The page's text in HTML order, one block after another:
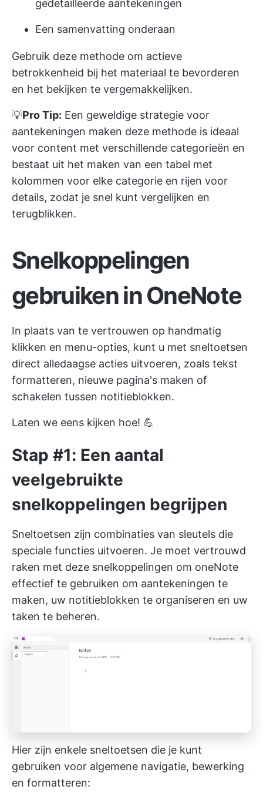
gedetailleerde aantekeningen
Een samenvatting onderaan
Gebruik deze methode om actieve
betrokkenheid bij het materiaal te bevorderen
en het bekijken te vergemakkelijken.
💡Pro Tip: Een geweldige strategie voor
aantekeningen maken deze methode is ideaal
voor content met verschillende categorieën en
bestaat uit het maken van een tabel met
kolommen voor elke categorie en rijen voor
details, zodat je snel kunt vergelijken en
terugblikken.
Snelkoppelingen
gebruiken in OneNote
In plaats van te vertrouwen op handmatig
klikken en menu-opties, kunt u met sneltoetsen
direct alledaagse acties uitvoeren, zoals tekst
formatteren, nieuwe pagina's maken of
schakelen tussen notitieblokken.
Laten we eens kijken hoe! 💪
Stap #1: Een aantal
veelgebruikte
snelkoppelingen begrijpen
Sneltoetsen zijn combinaties van sleutels die
speciale functies uitvoeren. Je moet vertrouwd
raken met deze snelkoppelingen om oneNote
effectief te gebruiken om aantekeningen te
maken, uw notitieblokken te organiseren en uw
taken te beheren.
Hier zijn enkele sneltoetsen die je kunt
gebruiken voor algemene navigatie, bewerking
en formatteren: